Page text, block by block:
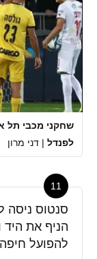
שחקני מכבי תל
לפנדל | דני מרון
11
סנטוס ניסה
הניף את
להפועל חיפה